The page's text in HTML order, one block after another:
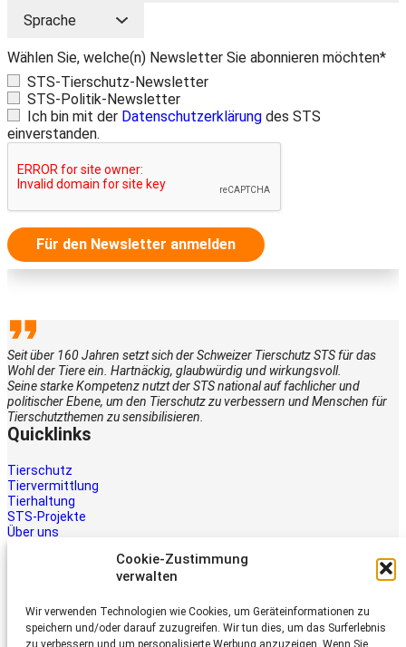
Cookie-Zustimmung
verwalten
Wir verwenden Technologien wie Cookies, um Geräteinformationen zu
speichern und/oder darauf zuzugreifen. Wir tun dies, um das Surferlebnis
zu verbessern und um personalisierte Werbung anzuzeigen. Wenn Sie
Wählen Sie, welche(n) Newsletter Sie abonnieren möchten*
STS-Tierschutz-Newsletter
STS-Politik-Newsletter
Ich bin mit der Datenschutzerklärung des STS
einverstanden.
Für den Newsletter anmelden
Seit über 160 Jahren setzt sich der Schweizer Tierschutz STS für das
Wohl der Tiere ein. Hartnäckig, glaubwürdig und wirkungsvoll.
Seine starke Kompetenz nutzt der STS national auf fachlicher und
politischer Ebene, um den Tierschutz zu verbessern und Menschen für
Tierschutzthemen zu sensibilisieren.
Quicklinks
Tierschutz
Tiervermittlung
Tierhaltung
STS-Projekte
Über uns
Tiere brauchen Hilfe – auch Ihre.
Unterstützen Sie die Arbeit des